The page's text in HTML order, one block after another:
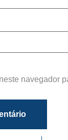
navegador